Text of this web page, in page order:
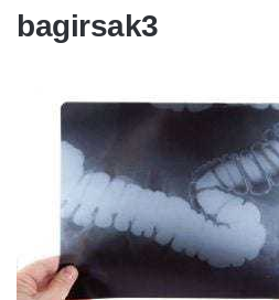
bagirsak3